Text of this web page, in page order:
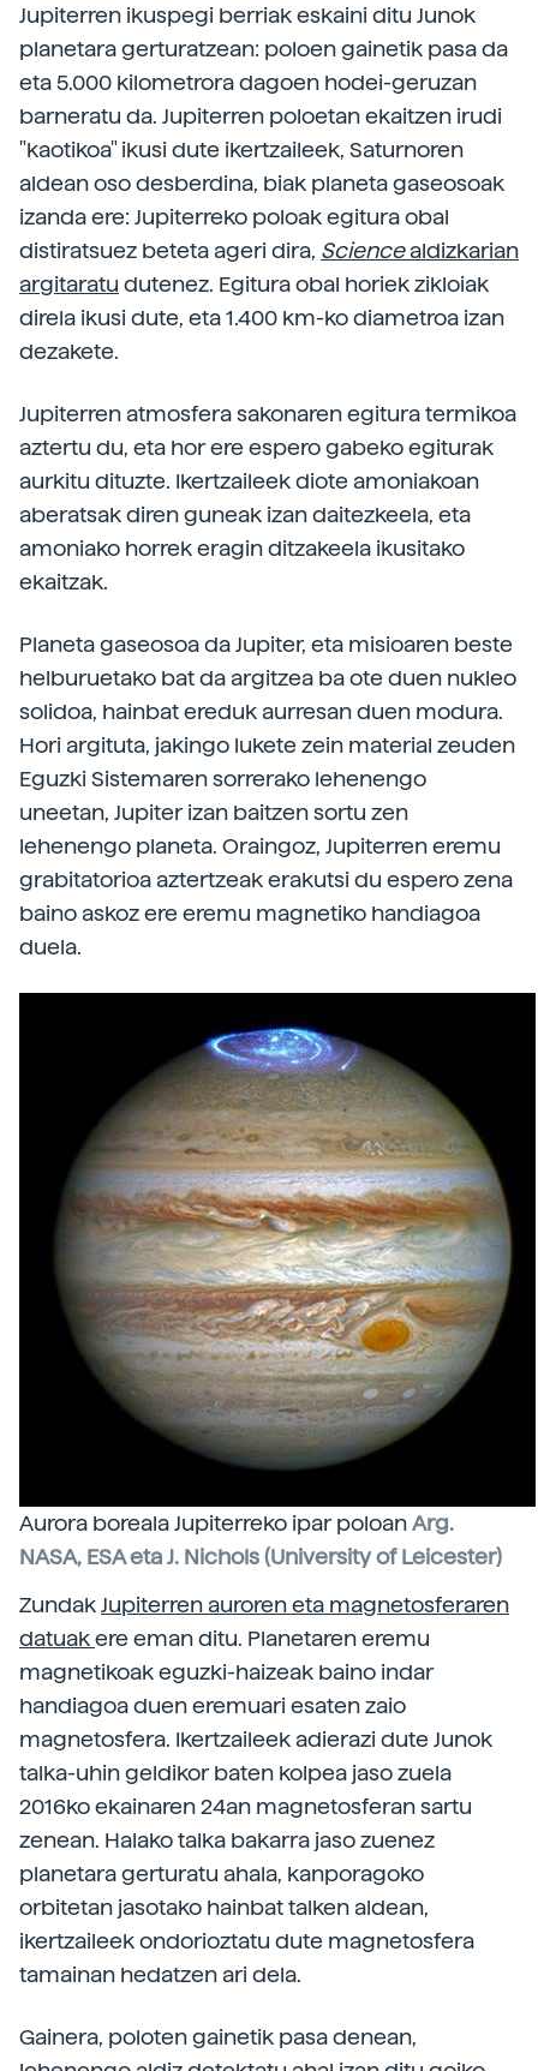
Jupiterren ikuspegi berriak eskaini ditu Junok
planetara gerturatzean: poloen gainetik pasa da
eta 5.000 kilometrora dagoen hodei-geruzan
barneratu da. Jupiterren poloetan ekaitzen irudi
"kaotikoa" ikusi dute ikertzaileek, Saturnoren
aldean oso desberdina, biak planeta gaseosoak
izanda ere: Jupiterreko poloak egitura obal
distiratsuez beteta ageri dira, Sciencealdizkarian
argitaratu dutenez. Egitura obal horiek zikloiak
direla ikusi dute, eta 1.400 km-ko diametroa izan
dezakete.
Jupiterren atmosfera sakonaren egitura termikoa
aztertu du, eta hor ere espero gabeko egiturak
aurkitu dituzte. Ikertzaileek diote amoniakoan
aberatsak diren guneak izan daitezkeela, eta
amoniako horrek eragin ditzakeela ikusitako
ekaitzak.
Planeta gaseosoa da Jupiter, eta misioaren beste
helburuetako bat da argitzea ba ote duen nukleo
solidoa, hainbat ereduk aurresan duen modura.
Hori argituta, jakingo lukete zein material zeuden
Eguzki Sistemaren sorrerako lehenengo
uneetan, Jupiter izan baitzen sortu zen
lehenengo planeta. Oraingoz, Jupiterren eremu
grabitatorioa aztertzeak erakutsi du espero zena
baino askoz ere eremu magnetiko handiagoa
duela.
Aurora boreala Jupiterreko ipar poloanArg.
NASA, ESA eta J. Nichols (University of Leicester)
ZundakJupiterren auroren eta magnetosferaren
datuakere eman ditu. Planetaren eremu
magnetikoak eguzki-haizeak baino indar
handiagoa duen eremuari esaten zaio
magnetosfera. Ikertzaileek adierazi dute Junok
talka-uhin geldikor baten kolpea jaso zuela
2016ko ekainaren 24an magnetosferan sartu
zenean. Halako talka bakarra jaso zuenez
planetara gerturatu ahala, kanporagoko
orbitetan jasotako hainbat talken aldean,
ikertzaileek ondorioztatu dute magnetosfera
tamainan hedatzen ari dela.
Gainera, poloten gainetik pasa denean,